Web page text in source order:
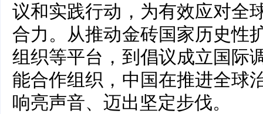
议和实践行动，为有效应对全
合力。从推动金砖国家历史性
组织等平台，到倡议成立国际
能合作组织，中国在推进全球
响亮声音、迈出坚定步伐。